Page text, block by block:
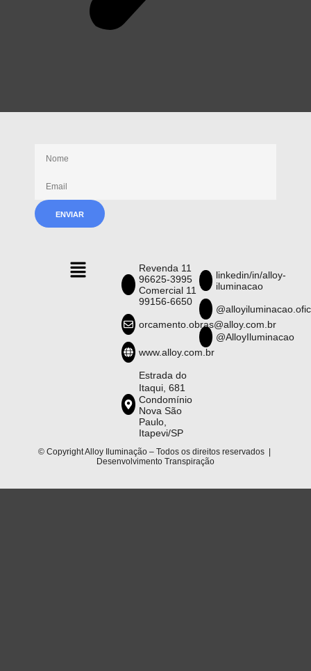
Revenda 11
96625-3995
Comercial 11
99156-6650
orcamento.obras@alloy.com.br
www.alloy.com.br
Estrada do
Itaqui, 681
Condomínio
Nova São
Paulo,
Itapevi/SP
linkedin/in/alloy-
iluminacao
@AlloyIluminacao
© Copyright Alloy Iluminação – Todos os direitos reservados |
Desenvolvimento Transpiração